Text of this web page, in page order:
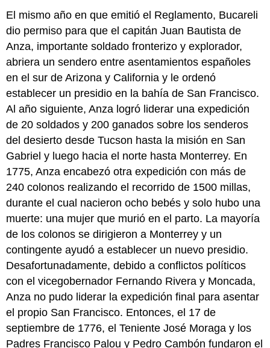
El mismo año en que emitió el Reglamento, Bucareli
dio permiso para que el capitán Juan Bautista de
Anza, importante soldado fronterizo y explorador,
abriera un sendero entre asentamientos españoles
en el sur de Arizona y California y le ordenó
establecer un presidio en la bahía de San Francisco.
Al año siguiente, Anza logró liderar una expedición
de 20 soldados y 200 ganados sobre los senderos
del desierto desde Tucson hasta la misión en San
Gabriel y luego hacia el norte hasta Monterrey. En
1775, Anza encabezó otra expedición con más de
240 colonos realizando el recorrido de 1500 millas,
durante el cual nacieron ocho bebés y solo hubo una
muerte: una mujer que murió en el parto. La mayoría
de los colonos se dirigieron a Monterrey y un
contingente ayudó a establecer un nuevo presidio.
Desafortunadamente, debido a conflictos políticos
con el vicegobernador Fernando Rivera y Moncada,
Anza no pudo liderar la expedición final para asentar
el propio San Francisco. Entonces, el 17 de
septiembre de 1776, el Teniente José Moraga y los
Padres Francisco Palou y Pedro Cambón fundaron el